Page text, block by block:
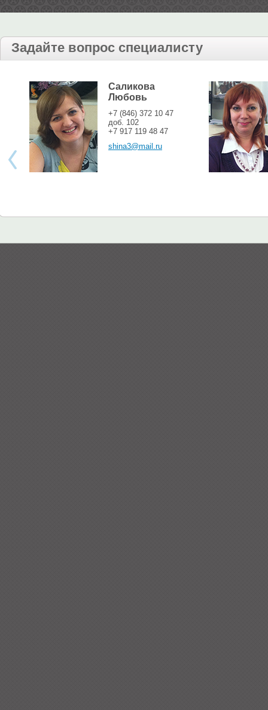
Задайте вопрос специалисту
Саликова
Любовь
+7 (846) 372 10 47
доб. 102
+7 917 119 48 47
shina3@mail.ru